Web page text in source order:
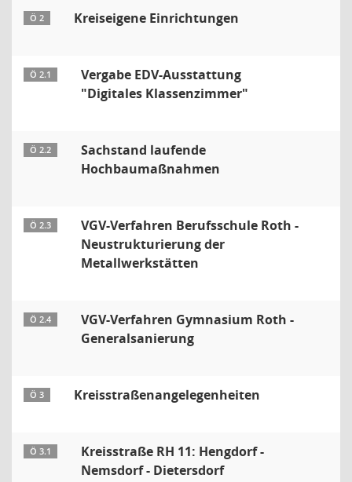
Ö 2 Kreiseigene Einrichtungen
Ö 2.1
Vergabe EDV-Ausstattung
"Digitales Klassenzimmer"
Ö 2.2
Sachstand laufende
Hochbaumaßnahmen
Ö 2.3
VGV-Verfahren Berufsschule Roth -
Neustrukturierung der
Metallwerkstätten
Ö 2.4
VGV-Verfahren Gymnasium Roth -
Generalsanierung
Ö 3 Kreisstraßenangelegenheiten
Ö 3.1
Kreisstraße RH 11: Hengdorf -
Nemsdorf - Dietersdorf